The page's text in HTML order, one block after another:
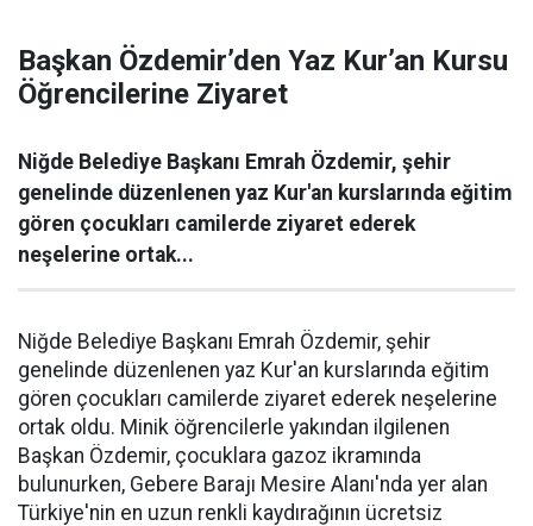
Başkan Özdemir’den Yaz Kur’an Kursu
Öğrencilerine Ziyaret
Niğde Belediye Başkanı Emrah Özdemir, şehir
genelinde düzenlenen yaz Kur'an kurslarında eğitim
gören çocukları camilerde ziyaret ederek
neşelerine ortak...
Niğde Belediye Başkanı Emrah Özdemir, şehir
genelinde düzenlenen yaz Kur'an kurslarında eğitim
gören çocukları camilerde ziyaret ederek neşelerine
ortak oldu. Minik öğrencilerle yakından ilgilenen
Başkan Özdemir, çocuklara gazoz ikramında
bulunurken, Gebere Barajı Mesire Alanı'nda yer alan
Türkiye'nin en uzun renkli kaydırağının ücretsiz